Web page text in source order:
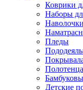
Коврики
Наборы
Наволочки
Пледы
Полотенца
Детские